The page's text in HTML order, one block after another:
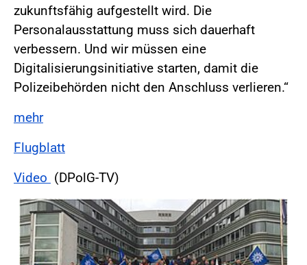
zukunftsfähig aufgestellt wird. Die
Personalausstattung muss sich dauerhaft
verbessern. Und wir müssen eine
Digitalisierungsinitiative starten, damit die
Polizeibehörden nicht den Anschluss verlieren.“
mehr
Flugblatt
Video (DPolG-TV)